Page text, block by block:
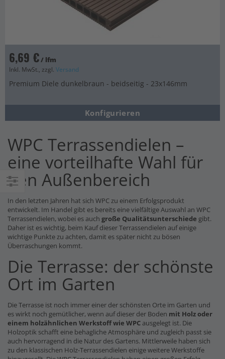
6,69 €/ lfm
Inkl. MwSt., zzgl. Versand
Premium Diele dunkelbraun - beidseitig - 23x146mm
Konfigurieren
WPC Terrassendielen –
eine vorteilhafte Wahl für
den Außenbereich
In den letzten Jahren hat sich WPC zu einem Erfolgsprodukt
entwickelt. Im Handel gibt es bereits eine vielfältige Auswahl an WPC
Terrassendielen, wobei es auch große Qualitätsunterschiede gibt.
Daher ist es wichtig, beim Kauf dieser Terrassendielen auf einige
wichtige Punkte zu achten, damit es später nicht zu bösen
Überraschungen kommt.
Die Terrasse: der schönste
Ort im Garten
Die Terrasse ist noch immer einer der schönsten Orte im Garten und
es wirkt noch gemütlicher, wenn auf dieser der Boden mit Holz oder
einem holzähnlichen Werkstoff wie WPCausgelegt ist. Die
Holzoptik schafft eine behagliche Atmosphäre und zugleich passt sie
auch hervorragend in die Natur des Gartens. Mittlerweile haben sich
zu den klassischen Holz-Terrassendielen einige weitere Werkstoffe
Einkaufsoptionen